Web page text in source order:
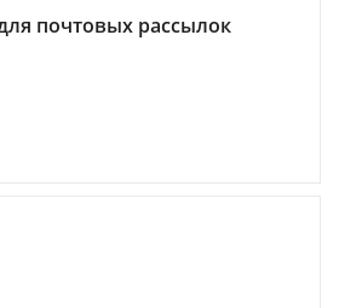
почтовых рассылок